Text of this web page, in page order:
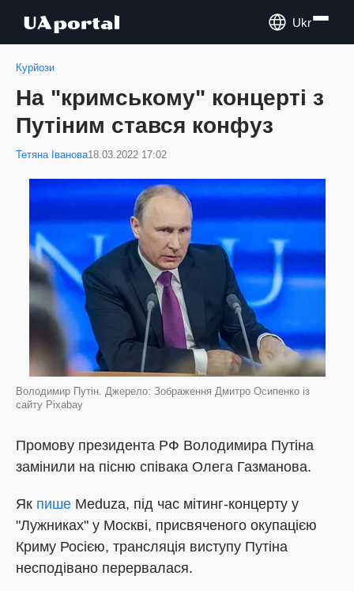
Ukr
Курйози
На "кримському" концерті з
Путіним стався конфуз
Тетяна Іванова18.03.2022 17:02
Володимир Путін. Джерело: Зображення Дмитро Осипенко із
сайту Pixabay
Промову президента РФ Володимира Путіна
замінили на пісню співака Олега Газманова.
Як пише Meduza, під час мітинг-концерту у
"Лужниках" у Москві, присвяченого окупацією
Криму Росією, трансляція виступу Путіна
несподівано перервалася.